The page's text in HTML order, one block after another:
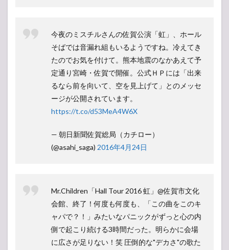
今夜のミスチルさんの佐賀公演「虹」、ホール
そばでは音漏れ組もいるようですね。冷えてき
たのでお気を付けて。熊本地震のなかあえて予
定通り宮崎・佐賀で開催。公式ＨＰには「出来
るなら前を向いて、空を見上げて」とのメッセ
ージが公開されています。
https://t.co/d53MeA4W6X
— 朝日新聞佐賀総局（カチロー）
(@asahi_saga) 2016年4月24日
Mr.Children「Hall Tour 2016 虹」@佐賀市文化
会館、終了！何度も何度も、「この曲をこのキ
ャパで？！」みたいなパニックがずっと心の内
側で起こり続ける3時間だった。明らかに会場
に広さが足りない！笑 圧倒的な"デカさ"の歌た